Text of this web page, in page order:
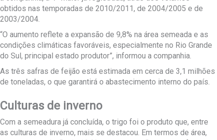
obtidos nas temporadas de 2010/2011, de 2004/2005 e de
2003/2004.
“O aumento reflete a expansão de 9,8% na área semeada e as
condições climáticas favoráveis, especialmente no Rio Grande
do Sul, principal estado produtor”, informou a companhia.
As três safras de feijão está estimada em cerca de 3,1 milhões
de toneladas, o que garantirá o abastecimento interno do país.
Culturas de inverno
Com a semeadura já concluída, o trigo foi o produto que, entre
as culturas de inverno, mais se destacou. Em termos de área,